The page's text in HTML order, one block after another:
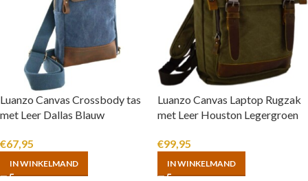
Luanzo Canvas Crossbody tas
met Leer Dallas Blauw
€67,95
IN WINKELMAND
Luanzo Canvas Laptop Rugzak
met Leer Houston Legergroen
€99,95
IN WINKELMAND